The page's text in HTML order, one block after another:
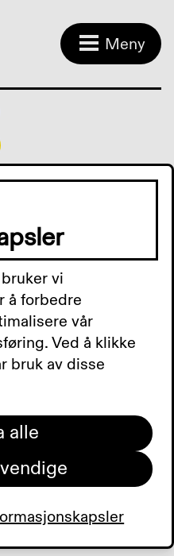
Meny
livet
24
høre del 2 av Marco
Nbf Hordalands
handler om den
0:00
vi
å forbedre
vår
Ved å klikke
bruk av disse
alle